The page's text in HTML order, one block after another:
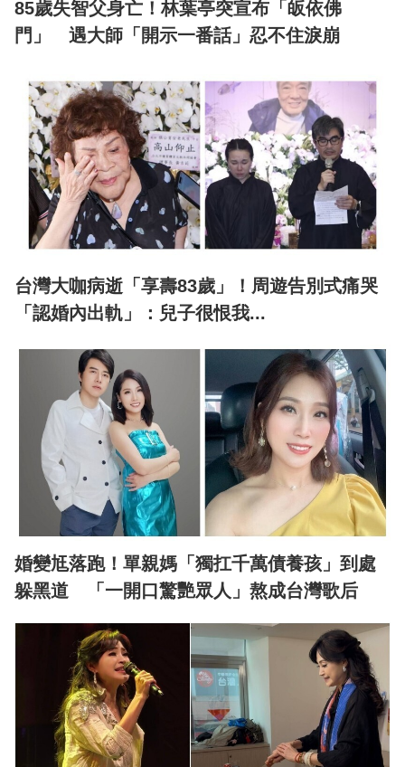
85歲失智父身亡！林葉亭突宣布「皈依佛
門」 遇大師「開示一番話」忍不住淚崩
台灣大咖病逝「享壽83歲」！周遊告別式痛哭
「認婚內出軌」：兒子很恨我...
婚變尪落跑！單親媽「獨扛千萬債養孩」到處
躲黑道 「一開口驚艷眾人」熬成台灣歌后